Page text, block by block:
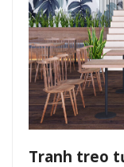
Tranh treo